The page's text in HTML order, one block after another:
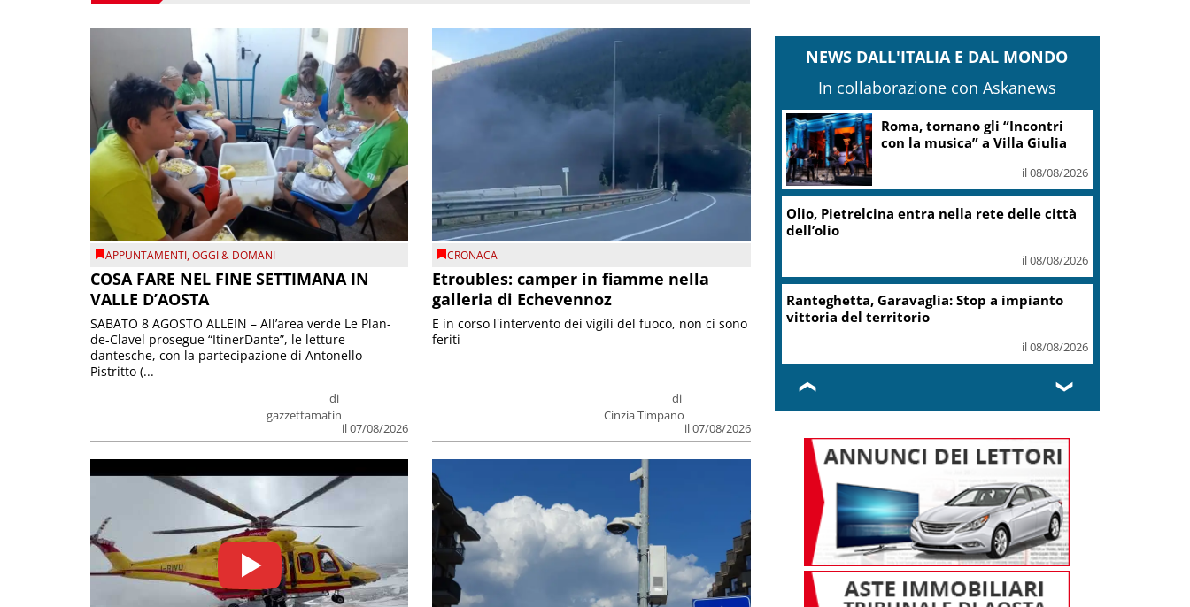
APPUNTAMENTI,OGGI & DOMANI
COSA FARE NEL FINE SETTIMANA IN
VALLE D’AOSTA
di
gazzettamatin
il 07/08/2026
SABATO 8 AGOSTO ALLEIN – All’area verde Le Plan-
de-Clavel prosegue “ItinerDante”, le letture
dantesche, con la partecipazione di Antonello
Pistritto (...
CRONACA
Etroubles: camper in fiamme nella
galleria di Echevennoz
di
Cinzia Timpano
il 07/08/2026
E in corso l'intervento dei vigili del fuoco, non ci sono
feriti
NEWS DALL'ITALIA E DAL MONDO
In collaborazione con Askanews
Roma, tornano gli “Incontri
con la musica” a Villa Giulia
il 08/08/2026
Olio, Pietrelcina entra nella rete delle città
dell’olio
il 08/08/2026
Ranteghetta, Garavaglia: Stop a impianto
vittoria del territorio
il 08/08/2026
❮ ❯